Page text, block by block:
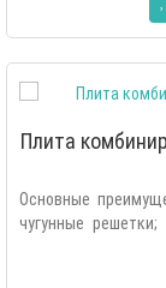
Плита
Основные
чугунные решетки;